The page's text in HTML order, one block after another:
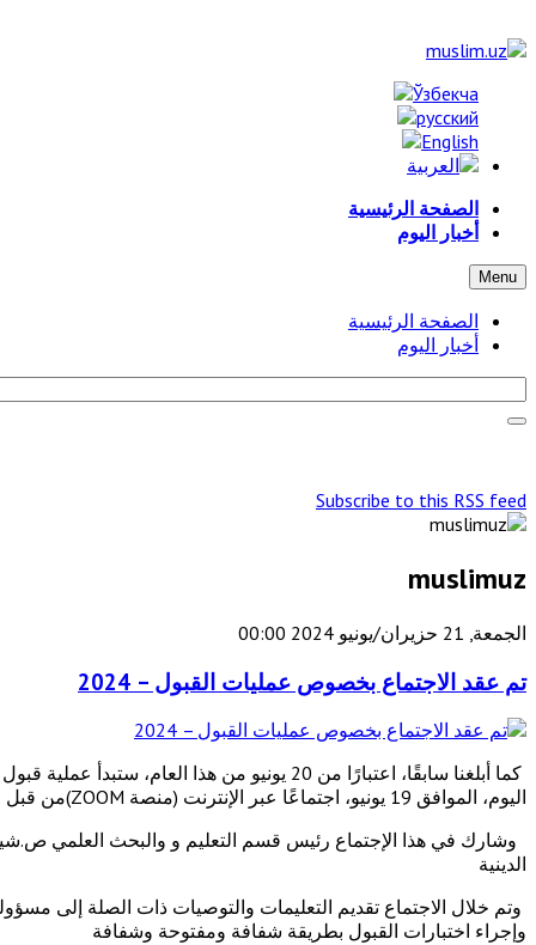
الصفحة الرئيسية
أخبار اليوم
Menu
الصفحة الرئيسية
أخبار اليوم
Subscribe to this RSS feed
muslimuz
الجمعة, 21 حزيران/يونيو 2024 00:00
تم عقد الاجتماع بخصوص عمليات القبول – 2024
اليوم، الموافق 19 يونيو، اجتماعًا عبر الإنترنت (منصة ZOOM)من قبل قسم التعليم والبحث العلمي بإدارة مسلمي أوزبكستان حول مسألة الإعداد الرفيع المستوى لهذه العملية.
وشارك في هذا الإجتماع رئيس قسم التعليم و والبحث العلمي
الدينية
وتم خلال الاجتماع تقديم التعليمات والتوصيات ذات الصلة إلى
وإجراء اختبارات القبول بطريقة شفافة ومفتوحة وشفافة